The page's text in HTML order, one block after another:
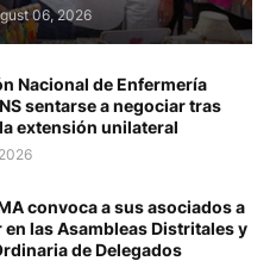
06, 2026
Nacional de Enfermería
sentarse a negociar tras
extensión unilateral
convoca a sus asociados a
las Asambleas Distritales y
de Delegados